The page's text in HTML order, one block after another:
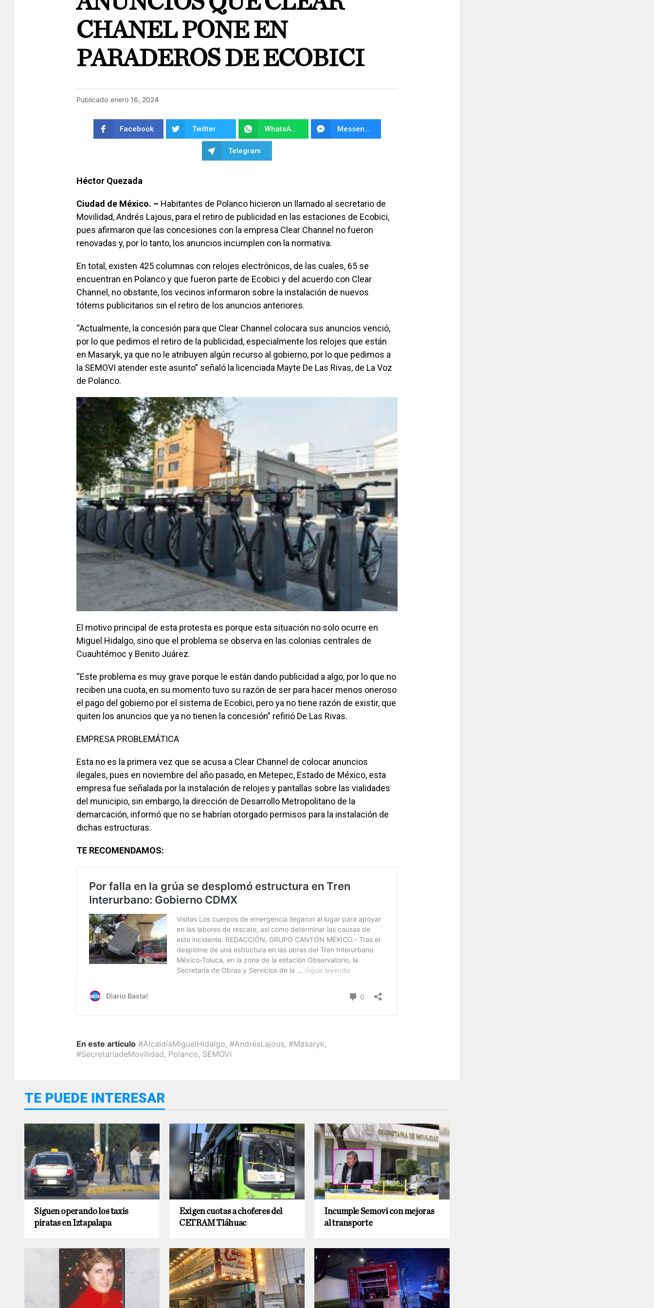
CHANEL PONE EN
PARADEROS DE ECOBICI
Publicado enero 16, 2024
Facebook Twitter WhatsApp Messenger
Telegram
Héctor Quezada
Ciudad de México. – Habitantes de Polanco hicieron un llamado al secretario de
Movilidad, Andrés Lajous, para el retiro de publicidad en las estaciones de Ecobici,
pues afirmaron que las concesiones con la empresa Clear Channel no fueron
renovadas y, por lo tanto, los anuncios incumplen con la normativa.
En total, existen 425 columnas con relojes electrónicos, de las cuales, 65 se
encuentran en Polanco y que fueron parte de Ecobici y del acuerdo con Clear
Channel, no obstante, los vecinos informaron sobre la instalación de nuevos
tótems publicitarios sin el retiro de los anuncios anteriores.
“Actualmente, la concesión para que Clear Channel colocara sus anuncios venció,
por lo que pedimos el retiro de la publicidad, especialmente los relojes que están
en Masaryk, ya que no le atribuyen algún recurso al gobierno, por lo que pedimos a
la SEMOVI atender este asunto” señaló la licenciada Mayte De Las Rivas, de La Voz
de Polanco.
El motivo principal de esta protesta es porque esta situación no solo ocurre en
Miguel Hidalgo, sino que el problema se observa en las colonias centrales de
Cuauhtémoc y Benito Juárez.
“Este problema es muy grave porque le están dando publicidad a algo, por lo que no
reciben una cuota, en su momento tuvo su razón de ser para hacer menos oneroso
el pago del gobierno por el sistema de Ecobici, pero ya no tiene razón de existir, que
quiten los anuncios que ya no tienen la concesión” refirió De Las Rivas.
EMPRESA PROBLEMÁTICA
Esta no es la primera vez que se acusa a Clear Channel de colocar anuncios
ilegales, pues en noviembre del año pasado, en Metepec, Estado de México, esta
empresa fue señalada por la instalación de relojes y pantallas sobre las vialidades
del municipio, sin embargo, la dirección de Desarrollo Metropolitano de la
demarcación, informó que no se habrían otorgado permisos para la instalación de
dichas estructuras.
TE RECOMENDAMOS:
En este artículo #AlcaldíaMiguelHidalgo, #AndrésLajous, #Masaryk,
#SecretaríadeMovilidad, Polanco, SEMOVI
TE PUEDE INTERESAR
Siguen operando los taxis
piratas en Iztapalapa
Exigen cuotas a choferes del
CETRAM Tláhuac
Incumple Semovi con mejoras
al transporte